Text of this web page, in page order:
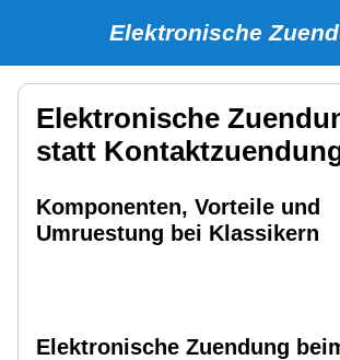
Elektronische
Elektronische
statt
Komponenten, Vorteile und
Umruestung bei Klassikern
Elektronische Zuendung